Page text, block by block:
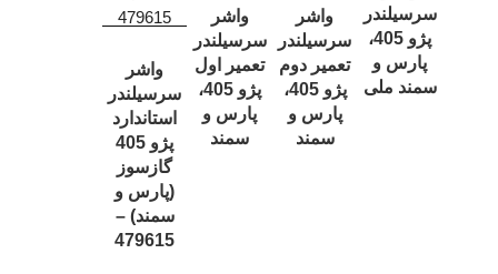
سرسیلندر
پژو 405،
پارس و
سمند ملی
واشر
سرسیلندر
تعمیر دوم
پژو 405،
پارس و
سمند
واشر
سرسیلندر
تعمیر اول
پژو 405،
پارس و
سمند
واشر
سرسیلندر
استاندارد
پژو 405
گازسوز
(پارس و
سمند) –
479615